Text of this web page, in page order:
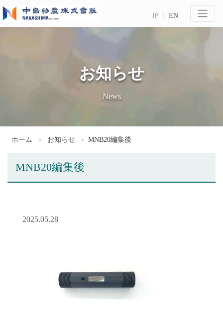
EN
JP
お知らせ
News
ホーム お知らせ MNB20編集後
MNB20編集後
2025.05.28